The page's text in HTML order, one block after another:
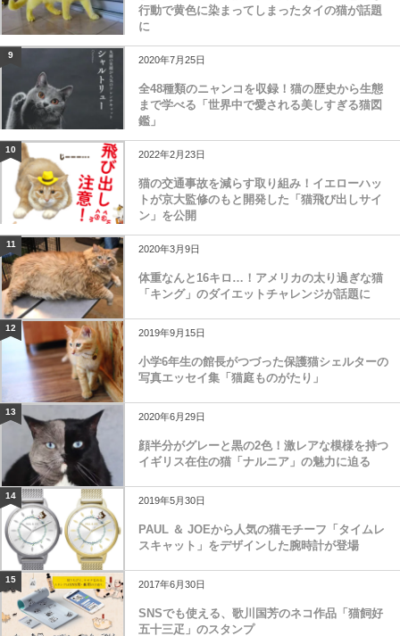
に
9
全48種類のニャンコを収録！猫の歴史から生態
まで学べる「世界中で愛される美しすぎる猫図
鑑」
10
猫の交通事故を減らす取り組み！イエローハッ
トが京大監修のもと開発した「猫飛び出しサイ
ン」を公開
11
体重なんと16キロ…！アメリカの太り過ぎな猫
「キング」のダイエットチャレンジが話題に
12
小学6年生の館長がつづった保護猫シェルターの
写真エッセイ集「猫庭ものがたり」
顔半分がグレーと黒の2色！激レアな模様を持つ
イギリス在住の猫「ナルニア」の魅力に迫る
14
PAUL ＆ JOEから人気の猫モチーフ「タイムレ
スキャット」をデザインした腕時計が登場
SNSでも使える、歌川国芳のネコ作品「猫飼好
五十三疋」のスタンプ